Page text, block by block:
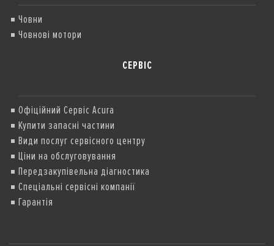
Човни
Човнові мотори
СЕРВІС
Офіційний Сервіс Acura
Купити запасні частини
Види послуг сервісного центру
Ціни на обслуговування
Передзакупівельна діагностика
Спеціальні сервісні компанії
Гарантія